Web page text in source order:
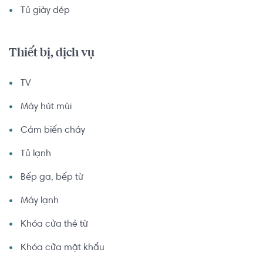
Tủ giày dép
Thiết bị, dịch vụ
TV
Máy hút mùi
Cảm biến cháy
Tủ lạnh
Bếp ga, bếp từ
Máy lạnh
Khóa cửa thẻ từ
Khóa cửa mật khẩu